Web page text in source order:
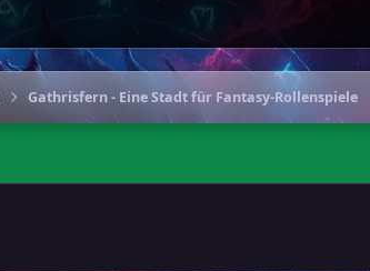
Gathrisfern - Eine Stadt für Fantasy-Rollenspiele